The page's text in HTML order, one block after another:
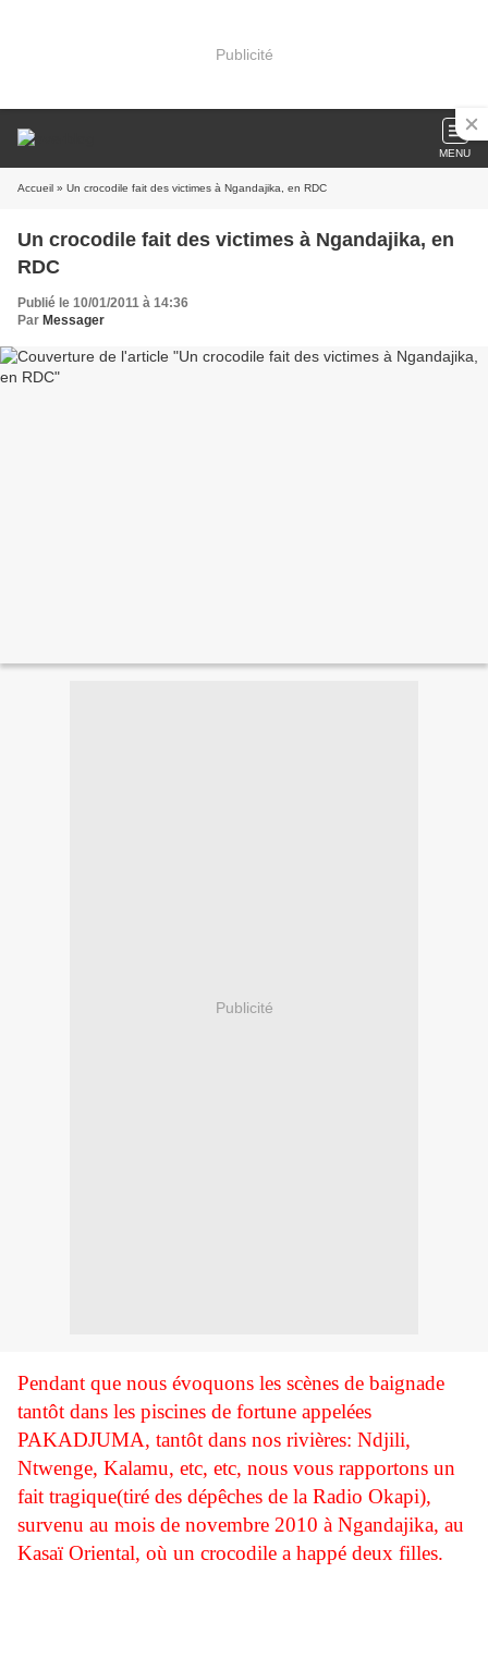
Publicité
MENU
Accueil » Un crocodile fait des victimes à Ngandajika, en RDC
Un crocodile fait des victimes à Ngandajika, en
RDC
Publié le 10/01/2011 à 14:36
Par Messager
Publicité
Pendant que nous évoquons les scènes de baignade
tantôt dans les piscines de fortune appelées
PAKADJUMA, tantôt dans nos rivières: Ndjili,
Ntwenge, Kalamu, etc, etc, nous vous rapportons un
fait tragique(tiré des dépêches de la Radio Okapi),
survenu au mois de novembre 2010 à Ngandajika, au
Kasaï Oriental, où un crocodile a happé deux filles.